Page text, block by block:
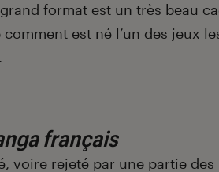
format est un très beau
est né l’un des jeux
français
voire rejeté par une partie